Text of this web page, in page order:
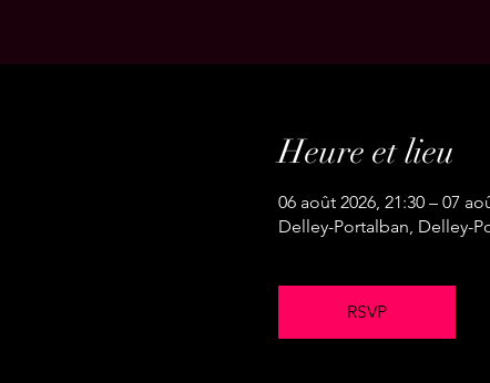
Heure et lieu
06 août 2026, 21:30 – 07
Delley-Portalban, Delley-
RSVP